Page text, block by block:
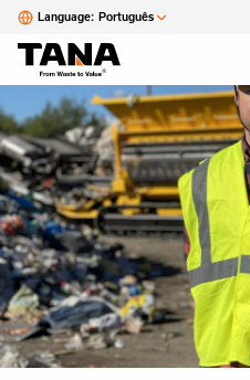
Language: Português